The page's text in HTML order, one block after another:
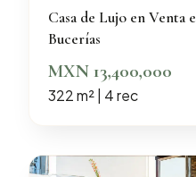
Casa de Lujo en Venta
Bucerías
MXN 13,400,000
322 m² | 4 rec